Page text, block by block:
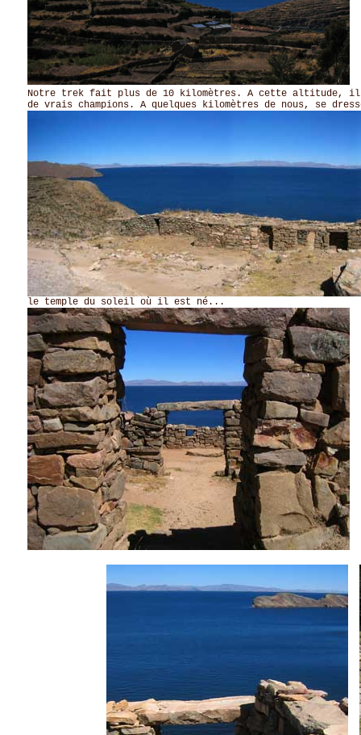
Notre trek fait plus de 10 kilomètres. A cette altitude, il
de vrais champions. A quelques kilomètres de nous, se
le temple du soleil où il est né...